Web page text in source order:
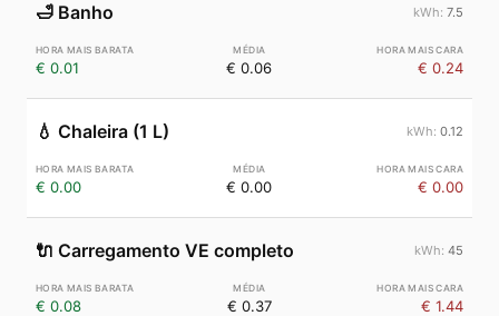
🛁 Banho 7.5
€ 0.01 € 0.06 € 0.24
💧 Chaleira (1 L) 0.12
€ 0.00 € 0.00 € 0.00
🔌 Carregamento VE completo 45
€ 0.08 € 0.37 € 1.44